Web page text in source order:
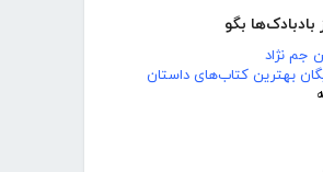
بادبادک‌ها بگو
جم نژاد
بهترین کتاب‌های داستان